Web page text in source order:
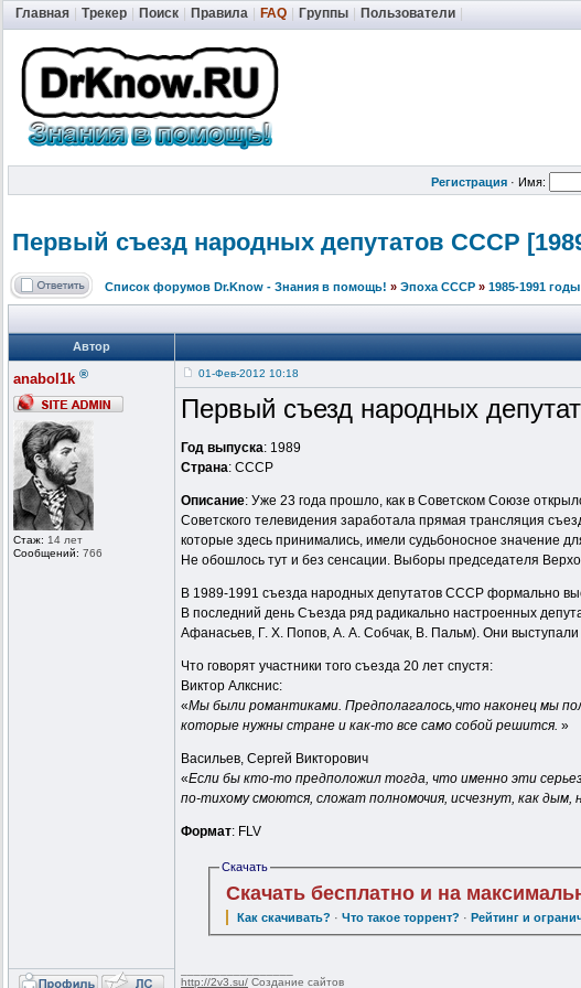
Главная Трекер Поиск Правила FAQ Группы Пользователи
Регистрация · Имя:
Первый съезд народных депутатов СССР
Список форумов Dr.Know - Знания в помощь! » Эпоха СССР » 1985-1991 годы
Автор
anabol1k ®
Стаж: 14 лет
Сообщений: 766
01-Фев-2012 10:18
Первый съезд народных
Год выпуска: 1989
Страна: СССР
Описание: Уже 23 года прошло, как в Советском Союзе
Советского телевидения заработала прямая трансляция
которые здесь принимались, имели судьбоносное значение
Не обошлось тут и без сенсации. Выборы председателя
В 1989-1991 съезда народных депутатов СССР формально
В последний день Съезда ряд радикально настроенных
Афанасьев, Г. Х. Попов, А. А. Собчак, В. Пальм). Они
Что говорят участники того съезда 20 лет спустя:
Виктор Алкснис:
«Мы были романтиками. Предполагалось,что наконец мы
которые нужны стране и как-то все само собой решится. »
Васильев, Сергей Викторович
«Если бы кто-то предположил тогда, что именно эти
по-тихому смоются, сложат полномочия, исчезнут, как дым,
Формат: FLV
Скачать
Скачать бесплатно и на
Как скачивать? ·Что такое торрент? · Рейтинг и
http://2v3.su/ Создание сайтов